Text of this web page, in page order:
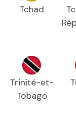
Tchad
Trinité-et-
Tobago